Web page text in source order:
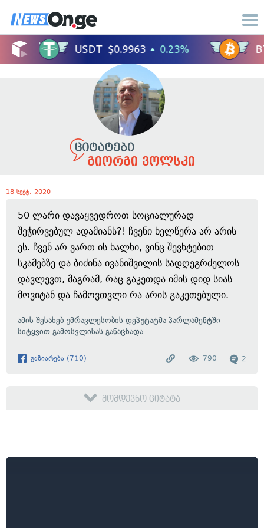
გიორგი ვოლსკი
18 სექტ, 2020
50 ლარი დავაყვედროთ სოციალურად
შეჭირვებულ ადამიანს?! ჩვენი ხელწერა არ არის
ეს. ჩვენ არ ვართ ის ხალხი, ვინც შევხტებით
სკამებზე და ბიძინა ივანიშვილის სადღეგრძელოს
დავლევთ, მაგრამ, რაც გაკეთდა იმის დიდ სიას
მოვიტან და ჩამოვთვლი რა არის გაკეთებული.
ამის შესახებ უმრავლესობის დეპუტატმა პარლამენტში
სიტყვით გამოსვლისას განაცხადა.
გაზიარება (710) 2
790
მომდევნო ციტატა